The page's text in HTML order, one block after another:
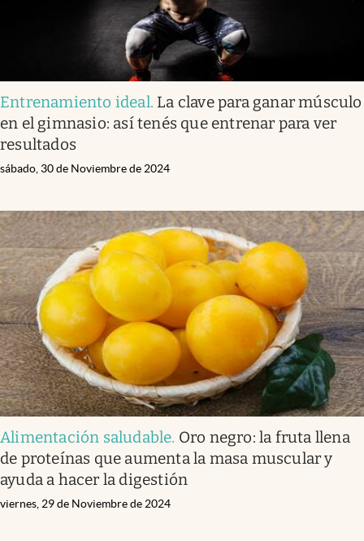
Entrenamiento ideal. La clave para ganar músculo
en el gimnasio: así tenés que entrenar para ver
resultados
sábado, 30 de Noviembre de 2024
Alimentación saludable. Oro negro: la fruta llena
de proteínas que aumenta la masa muscular y
ayuda a hacer la digestión
viernes, 29 de Noviembre de 2024